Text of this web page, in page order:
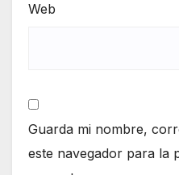
Web
Guarda mi nombre,
este navegador para la